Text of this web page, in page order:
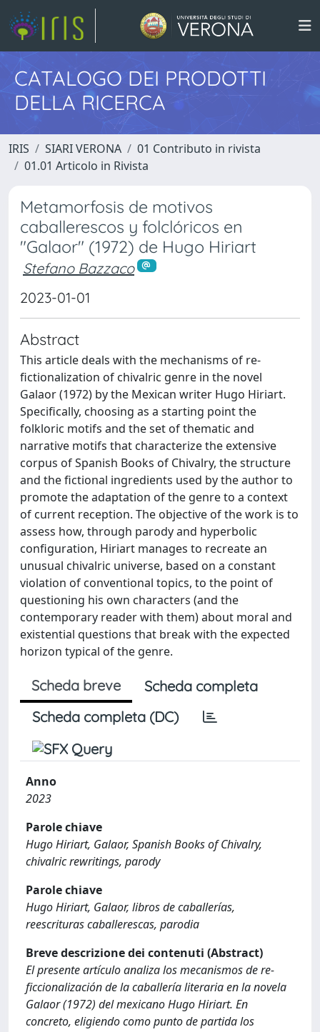
CATALOGO DEI PRODOTTI
DELLA RICERCA
IRIS SIARI VERONA
01 Contributo in rivista
01.01 Articolo in Rivista
Metamorfosis de motivos
caballerescos y folclóricos en
"Galaor" (1972) de Hugo Hiriart
Stefano Bazzaco
2023-01-01
Abstract
This article deals with the mechanisms of re-
fictionalization of chivalric genre in the novel
Galaor (1972) by the Mexican writer Hugo Hiriart.
Specifically, choosing as a starting point the
folkloric motifs and the set of thematic and
narrative motifs that characterize the extensive
corpus of Spanish Books of Chivalry, the structure
and the fictional ingredients used by the author to
promote the adaptation of the genre to a context
of current reception. The objective of the work is to
assess how, through parody and hyperbolic
configuration, Hiriart manages to recreate an
unusual chivalric universe, based on a constant
violation of conventional topics, to the point of
questioning his own characters (and the
contemporary reader with them) about moral and
existential questions that break with the expected
horizon typical of the genre.
Scheda breve
Scheda completa
Scheda completa (DC)
Anno
2023
Parole chiave
Hugo Hiriart, Galaor, Spanish Books of Chivalry,
chivalric rewritings, parody
Parole chiave
Hugo Hiriart, Galaor, libros de caballerías,
reescrituras caballerescas, parodia
Breve descrizione dei contenuti (Abstract)
El presente artículo analiza los mecanismos de re-
ficcionalización de la caballería literaria en la novela
Galaor (1972) del mexicano Hugo Hiriart. En
concreto, eligiendo como punto de partida los